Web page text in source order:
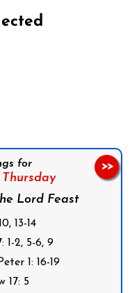
for
Thursday
Lord Feast
13-14
1-2, 5-6, 9
1: 16-19
17: 5
>>